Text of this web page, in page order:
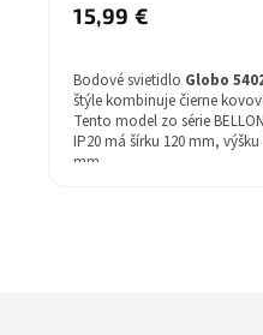
15,99 €
Bodové svietidlo Globo
štýle kombinuje čierne
Tento model zo série
IP20 má šírku 120 mm,
mm.